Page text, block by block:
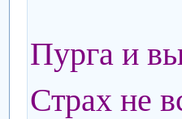
Пурга и
Страх не